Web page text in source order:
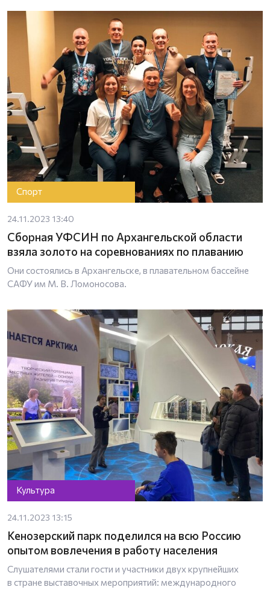
Спорт
24.11.2023 13:40
Сборная УФСИН по Архангельской области
взяла золото на соревнованиях по плаванию
Они состоялись в Архангельске, в плавательном бассейне
САФУ им М. В. Ломоносова.
Культура
24.11.2023 13:15
Кенозерский парк поделился на всю Россию
опытом вовлечения в работу населения
Слушателями стали гости и участники двух крупнейших
в стране выставочных мероприятий: международного